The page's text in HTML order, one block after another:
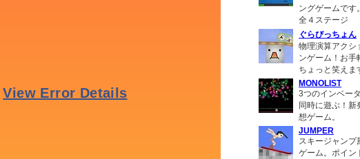
ングゲームです。
全４ステージ
ぐらびっちょん
物理演算アクシ
ンゲーム！お手
ちょっと笑えま
MONOLIST
3つのインベー
同時に遊ぶ！新
想ゲーム。
JUMPER
スキージャンプ
ゲーム。ポイン